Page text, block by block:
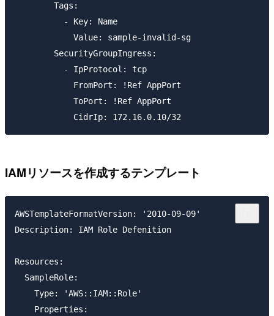
        Tags:
          - Key: Name
            Value: sample-invalid-sg
        SecurityGroupIngress:
          - IpProtocol: tcp
            FromPort: !Ref AppPort
            ToPort: !Ref AppPort
IAMリソースを作成するテンプレート
AWSTemplateFormatVersion: '2010-09-09'
Description: IAM Role Defenition
Resources:
  SampleRole:
    Type: 'AWS::IAM::Role'
    Properties: